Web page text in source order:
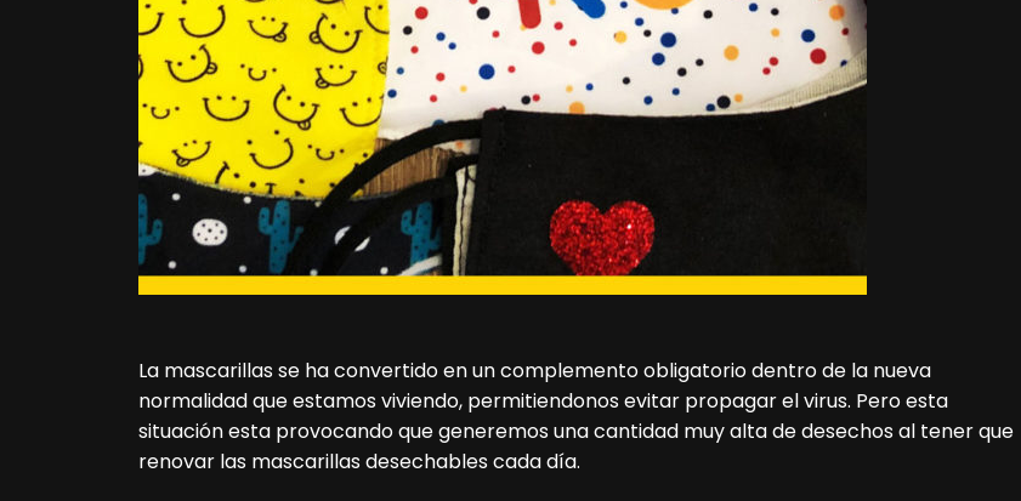
La mascarillas se ha convertido en un complemento obligatorio dentro de la nueva
normalidad que estamos viviendo, permitiendonos evitar propagar el virus. Pero esta
situación esta provocando que generemos una cantidad muy alta de desechos al tener que
renovar las mascarillas desechables cada día.